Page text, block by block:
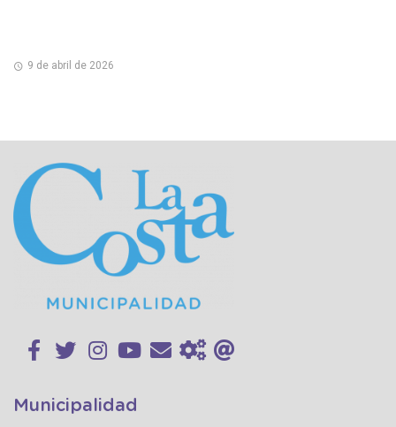
9 de abril de 2026
Municipalidad